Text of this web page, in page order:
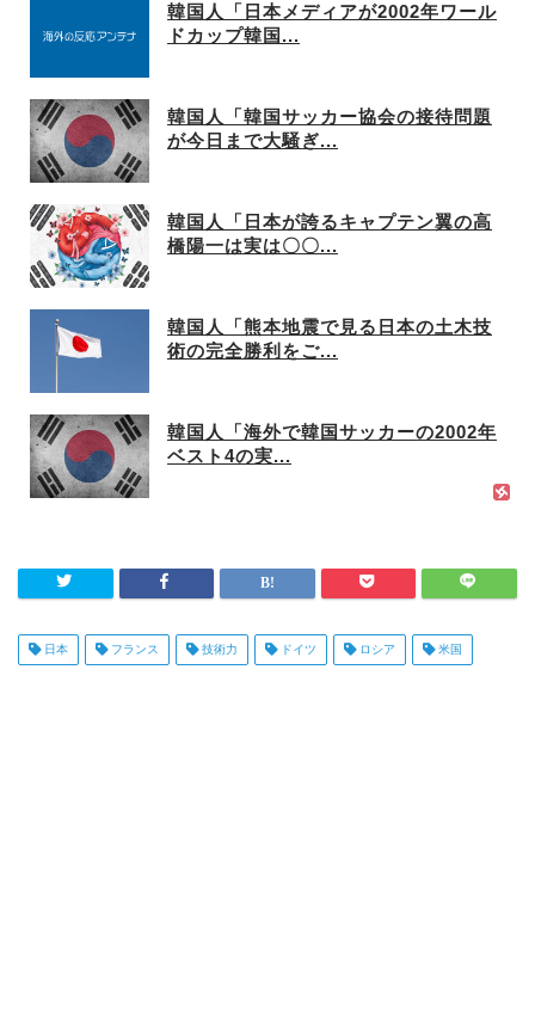
韓国人「日本メディアが2002年ワール
ドカップ韓国...
韓国人「韓国サッカー協会の接待問題
が今日まで大騒ぎ...
韓国人「日本が誇るキャプテン翼の高
橋陽一は実は〇〇...
韓国人「熊本地震で見る日本の土木技
術の完全勝利をご...
韓国人「海外で韓国サッカーの2002年
ベスト4の実...
日本 フランス 技術力 ドイツ ロシア 米国